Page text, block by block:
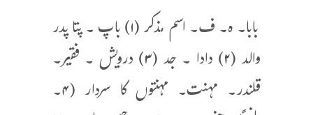
بابا۔ ہ۔ ف۔ اسم مذکر (۱) باپ ۔ پتا پدر
والد (۲) دادا ۔ جد (۳) درویش ۔ فقیر۔
قلندر۔ مہنت۔ مہنتوں کا سردار (۴۔